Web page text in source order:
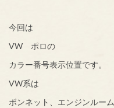
今回は
VW ポロの
カラー番号表示位置です。
VW系は
ボンネット、エンジンルーム